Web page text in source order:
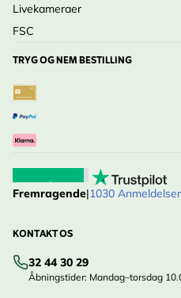
Livekameraer
FSC
TRYG OG NEM BESTILLING
Fremragende|1030 Anmeldelser
KONTAKT OS
32 44 30 29
Åbningstider: Mandag–torsdag